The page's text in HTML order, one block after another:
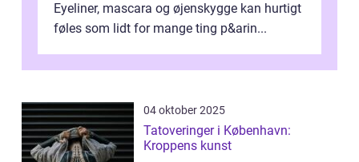
Eyeliner, mascara og øjenskygge kan hurtigt
føles som lidt for mange ting p&arin...
04 oktober 2025
Tatoveringer i København:
Kroppens kunst